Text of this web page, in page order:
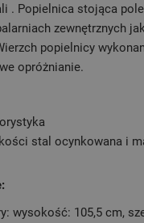
. Popielnica stojąca
zewnętrznych
popielnicy
opróżnianie.
stal ocynkowana i
wysokość: 105,5 cm,